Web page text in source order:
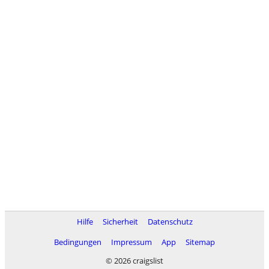
Hilfe Sicherheit
Datenschutz
Bedingungen
Impressum App
Sitemap
© 2026 craigslist